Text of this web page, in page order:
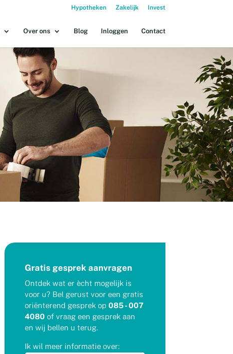
Hypotheken Zakelijk Invest
Over ons Blog Inloggen Contact
Gratis gesprek aanvragen
Ontdek wat er ècht mogelijk is
voor u? Bel gerust voor een gratis
oriënterend gesprek op 085 - 007
4080 of vraag een gesprek aan
en wij bellen u terug.
Ik wil meer informatie over: